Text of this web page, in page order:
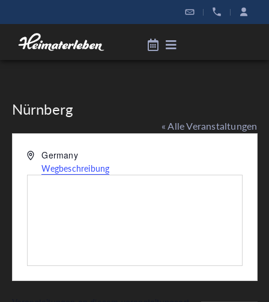
| |
Nürnberg
« Alle Veranstaltungen
AdresseGermany
Wegbeschreibung